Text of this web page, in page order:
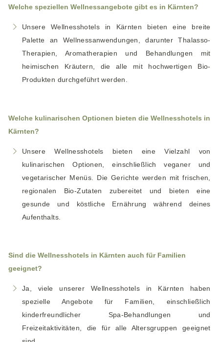
Welche speziellen Wellnessangebote gibt es in Kärnten?
Unsere Wellnesshotels in Kärnten bieten eine breite
Palette an Wellnessanwendungen, darunter Thalasso-
Therapien, Aromatherapien und Behandlungen mit
heimischen Kräutern, die alle mit hochwertigen Bio-
Produkten durchgeführt werden.
Welche kulinarischen Optionen bieten die Wellnesshotels in
Kärnten?
Unsere Wellnesshotels bieten eine Vielzahl von
kulinarischen Optionen, einschließlich veganer und
vegetarischer Menüs. Die Gerichte werden mit frischen,
regionalen Bio-Zutaten zubereitet und bieten eine
gesunde und köstliche Ernährung während deines
Aufenthalts.
Sind die Wellnesshotels in Kärnten auch für Familien
geeignet?
Ja, viele unserer Wellnesshotels in Kärnten haben
spezielle Angebote für Familien, einschließlich
kinderfreundlicher Spa-Behandlungen und
Freizeitaktivitäten, die für alle Altersgruppen geeignet